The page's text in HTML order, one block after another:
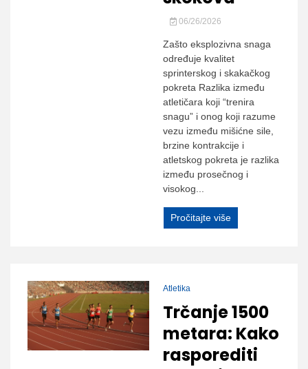
06/26/2026
Zašto eksplozivna snaga
određuje kvalitet
sprinterskog i skakačkog
pokreta Razlika između
atletičara koji “trenira
snagu” i onog koji razume
vezu između mišićne sile,
brzine kontrakcije i
atletskog pokreta je razlika
između prosečnog i
visokog...
Pročitajte više
Atletika
Trčanje 1500
metara: Kako
rasporediti